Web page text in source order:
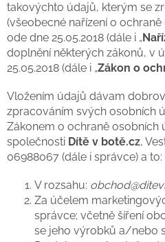
takovýchto údajů, kterým se
(všeobecné nařízení o
ode dne 25.05.2018 (dále i „
doplnění některých zákonů, v
25.05.2018 (dále i „Zákon o
Vložením údajů dávam
zpracováním svých osobních
Zákonem o ochraně osobních
společnosti Dítě v botě.cz,
06988067 (dále i správce) a to:
V rozsahu:
Za účelem
správce; včetně šíření
se jeho výrobků a/nebo